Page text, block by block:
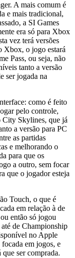
A mais comum é
e mais tradicional,
a SI Games
era só para Xbox
vez terá versões
Xbox, o jogo estará
Pass, ou seja, não
tanto a versão
ser jogada na
como é feito
pelo controle,
City Skylines, que já
a versão para PC
as partidas
e melhorando o
para que os
a outro, sem focar
que o jogador esteja
Touch, o que é
em relação à de
então só jogou
de Championship
no Apple
em jogos, e
ser comprada.